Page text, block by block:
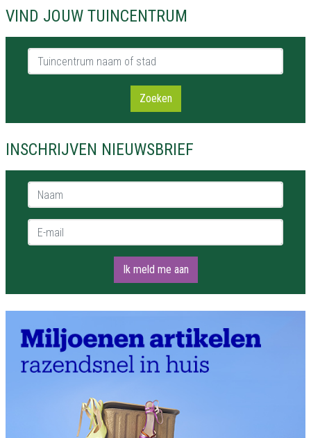
VIND JOUW TUINCENTRUM
Tuincentrum naam of stad
Zoeken
INSCHRIJVEN NIEUWSBRIEF
Naam *
E-mail *
Ik meld me aan